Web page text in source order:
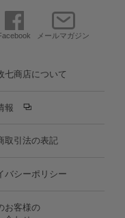
メールマガジン
七商店について
報
取引法の表記
バシーポリシー
お客様の